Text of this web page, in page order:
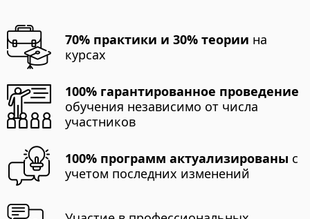
70% практики и 30% теории на
курсах
100% гарантированное проведение
обучения независимо от числа
участников
100% программ актуализированы с
учетом последних изменений